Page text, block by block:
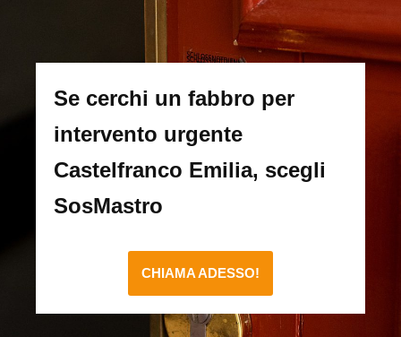
Se cerchi un fabbro per
intervento urgente
Castelfranco Emilia, scegli
SosMastro
CHIAMA ADESSO!